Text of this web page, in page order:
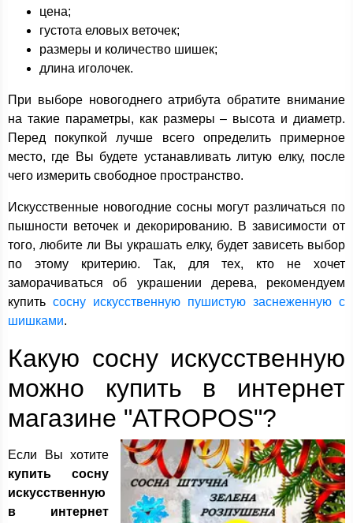
цена;
густота еловых веточек;
размеры и количество шишек;
длина иголочек.
При выборе новогоднего атрибута обратите внимание
на такие параметры, как размеры – высота и диаметр.
Перед покупкой лучше всего определить примерное
место, где Вы будете устанавливать литую елку, после
чего измерить свободное пространство.
Искусственные новогодние сосны могут различаться по
пышности веточек и декорированию. В зависимости от
того, любите ли Вы украшать елку, будет зависеть выбор
по этому критерию. Так, для тех, кто не хочет
заморачиваться об украшении дерева, рекомендуем
купить сосну искусственную пушистую заснеженную с
шишками.
Какую сосну искусственную
можно купить в интернет
магазине "ATROPOS"?
Если Вы хотите
купить сосну
искусственную
в интернет